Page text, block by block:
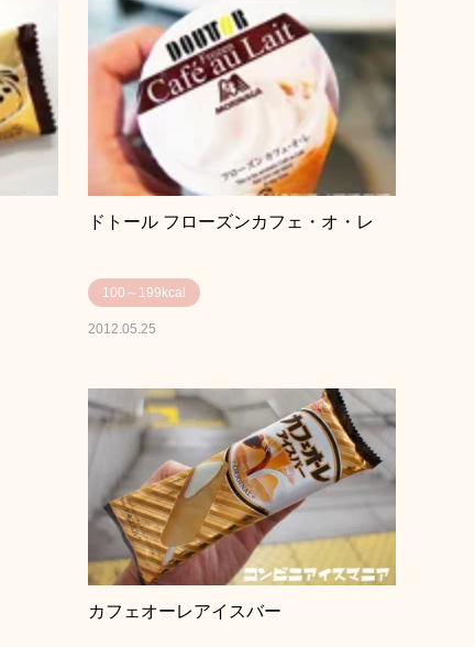
ドトール フローズンカフェ・オ・レ
100～199kcal
2012.05.25
カフェオーレアイスバー